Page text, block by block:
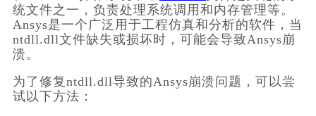
统文件之一，负责处理系统调用和内存管理等。
Ansys是一个广泛用于工程仿真和分析的软件，当
ntdll.dll文件缺失或损坏时，可能会导致Ansys崩
溃。
为了修复ntdll.dll导致的Ansys崩溃问题，可以尝
试以下方法：